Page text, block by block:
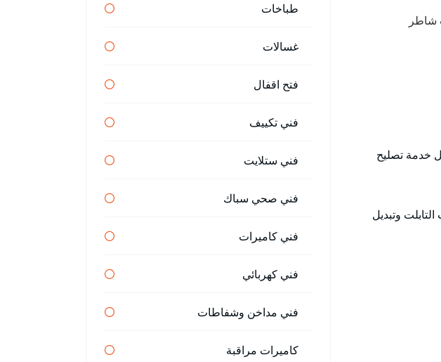
شاطر
خدمة تصليح
وتبديل
طباخات
غسالات
فتح اقفال
فني تكييف
فني ستلايت
فني صحي سباك
فني كاميرات
فني كهربائي
فني مداخن وشفاطات
كاميرات مراقبة